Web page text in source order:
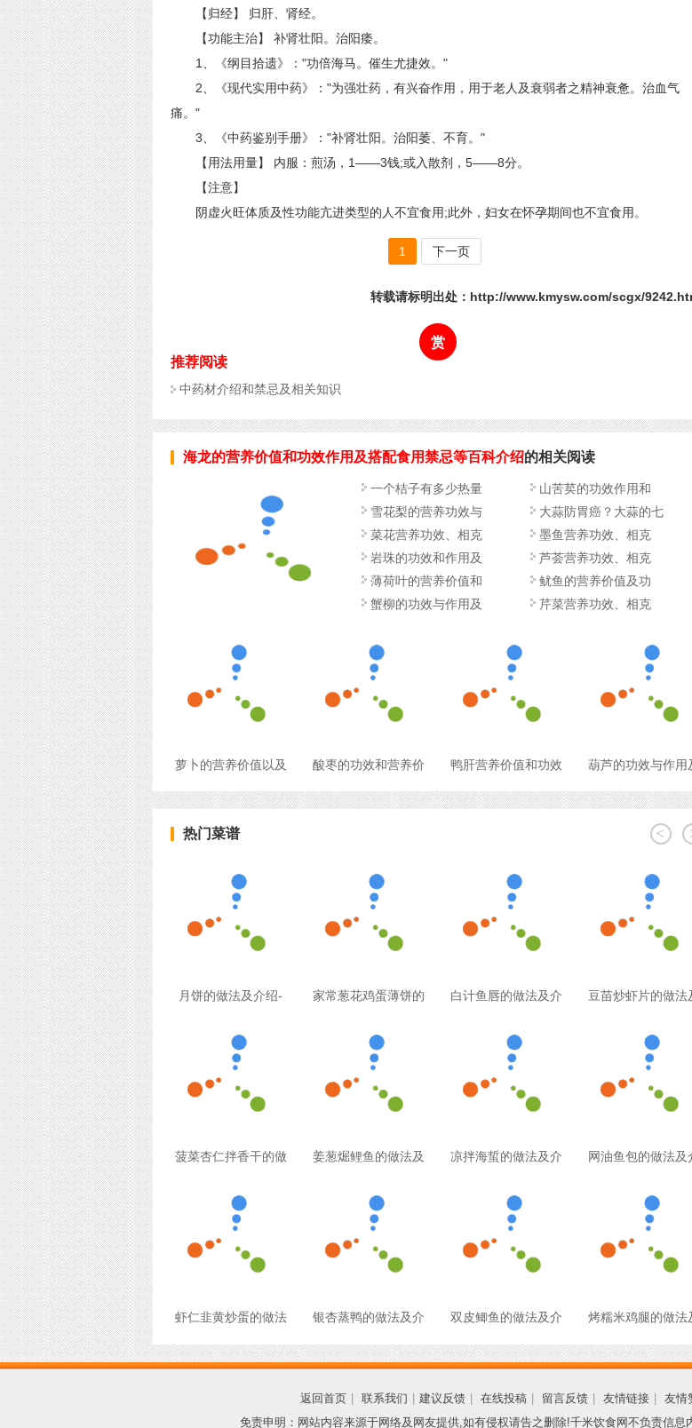
【归经】 归肝、肾经。
【功能主治】 补肾壮阳。治阳痿。
1、《纲目拾遗》："功倍海马。催生尤捷效。"
2、《现代实用中药》："为强壮药，有兴奋作用，用于老人及衰弱者之精神衰惫。治血气
痛。"
3、《中药鉴别手册》："补肾壮阳。治阳萎、不育。"
【用法用量】 内服：煎汤，1——3钱;或入散剂，5——8分。
【注意】
阴虚火旺体质及性功能亢进类型的人不宜食用;此外，妇女在怀孕期间也不宜食用。
1 下一页
转载请标明出处：http://www.kmysw.com/scgx/
赏
推荐阅读
中药材介绍和禁忌及相关知识
海龙的营养价值和功效作用及搭配食用禁忌等百科介绍的相关阅读
一个桔子有多少热量
山苦荬的功效作用和
雪花梨的营养功效与
大蒜防胃癌？大蒜的七
菜花营养功效、相克
墨鱼营养功效、相克
岩珠的功效和作用及
芦荟营养功效、相克
薄荷叶的营养价值和
鱿鱼的营养价值及功
蟹柳的功效与作用及
芹菜营养功效、相克
萝卜的营养价值以及 酸枣的功效和营养价 鸭肝营养价值和功效 葫芦的功效与作用
<
热门菜谱
月饼的做法及介绍- 家常葱花鸡蛋薄饼的 白计鱼唇的做法及介 豆苗炒虾片的做法
菠菜杏仁拌香干的做 姜葱煀鲤鱼的做法及 凉拌海蜇的做法及介 网油鱼包的做法及
虾仁韭黄炒蛋的做法 银杏蒸鸭的做法及介 双皮鲫鱼的做法及介 烤糯米鸡腿的做法
返回首页 联系我们 建议反馈 在线投稿 留言反馈 友情链接 友情
免责申明：网站内容来源于网络及网友提供,如有侵权请告之删除!千米饮食网不负责信息